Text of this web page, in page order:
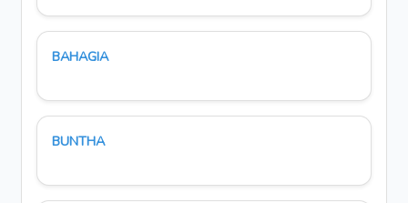
BAHAGIA
BUNTHA